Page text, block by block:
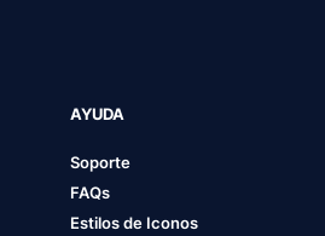
AYUDA
Soporte
FAQs
Estilos de Iconos